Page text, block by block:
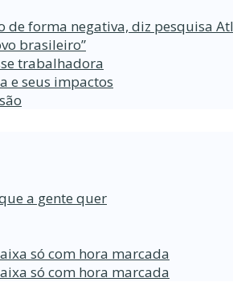
de forma negativa, diz pesquisa
brasileiro”
trabalhadora
e seus impactos
a gente quer
só com hora marcada
só com hora marcada